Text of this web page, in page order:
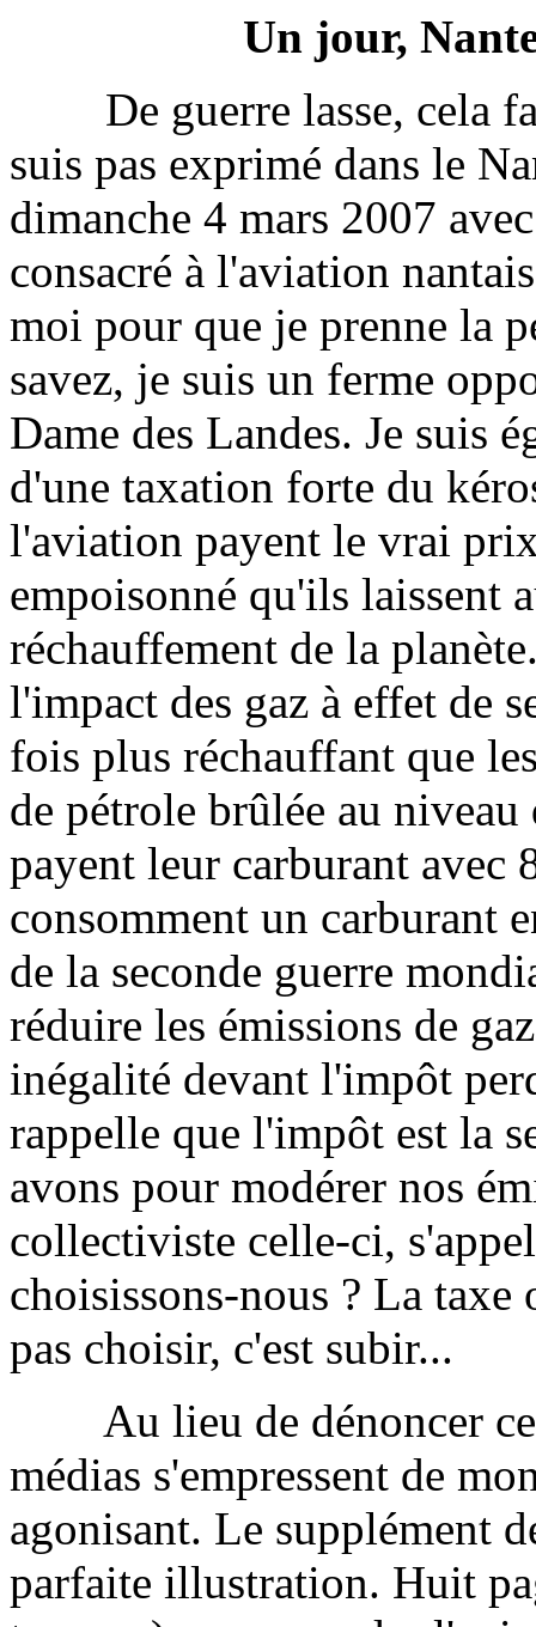
Un jour,
De guerre lasse, cela
suis pas exprimé dans le
dimanche 4 mars 2007
consacré à l'aviation
moi pour que je prenne la
savez, je suis un ferme
Dame des Landes. Je suis
d'une taxation forte du
l'aviation payent le vrai
empoisonné qu'ils laissent
réchauffement de la
l'impact des gaz à effet de
fois plus réchauffant que
de pétrole brûlée au
payent leur carburant avec
consomment un carburant
de la seconde guerre
réduire les émissions de
inégalité devant l'impôt
rappelle que l'impôt est la
avons pour modérer nos
collectiviste celle-ci,
choisissons-nous ? La
pas choisir, c'est subir...
Au lieu de dénoncer
médias s'empressent de
agonisant. Le supplément
parfaite illustration. Huit